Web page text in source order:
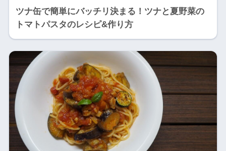
ツナ缶で簡単にバッチリ決まる！ツナと夏野菜の
トマトパスタのレシピ&作り方